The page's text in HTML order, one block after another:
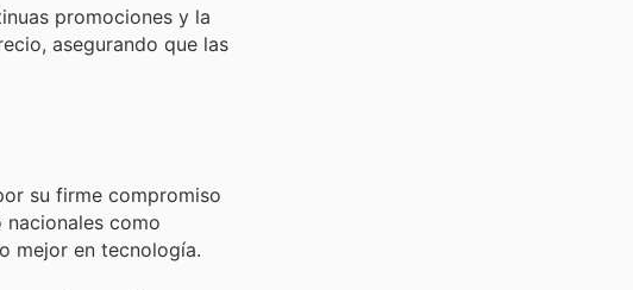
promociones y la
asegurando que las
su firme compromiso
como
mejor en tecnología.